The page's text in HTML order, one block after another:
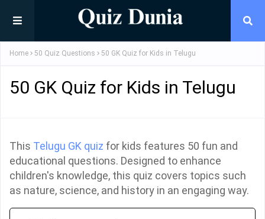
Home 50 Quiz Questions 50 GK Quiz for Kids in Telugu
50 GK Quiz for Kids in Telugu
This Telugu GK quiz for kids features 50 fun and
educational questions. Designed to enhance
children's knowledge, this quiz covers topics such
as nature, science, and history in an engaging way.